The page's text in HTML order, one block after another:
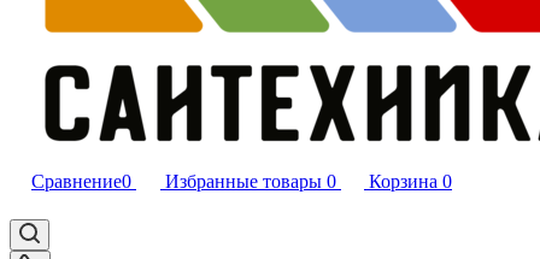
Сравнение0 Избранные товары 0 Корзина 0